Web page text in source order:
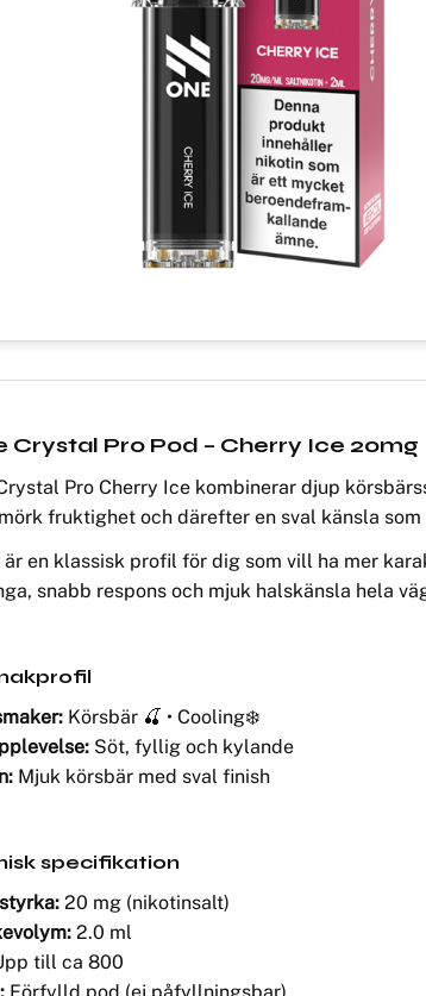
Crystal Pro Pod – Cherry Ice 20mg
Pro Cherry Ice kombinerar djup
mörk fruktighet och därefter en sval känsla
är en klassisk profil för dig som vill ha mer
snabb respons och mjuk halskänsla hela
Körsbär 🍒 • Cooling❄️
Söt, fyllig och kylande
Mjuk körsbär med sval finish
specifikation
20 mg (nikotinsalt)
2.0 ml
till ca 800
Förfylld pod (ej påfyllningsbar)